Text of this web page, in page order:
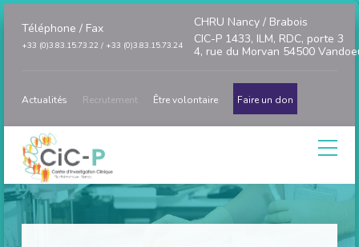
Téléphone / Fax
+33 (0)3.83.15.73.22 / +33 (0)3.83.15.73.24
CHRU Nancy / Brabois
CIC-P 1433, ILM, RDC, porte 3
4, rue du Morvan 54500
Actualités Recrutement Être volontaire Faire un don